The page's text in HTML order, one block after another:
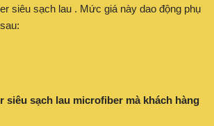
siêu sạch lau . Mức giá này dao động phụ
siêu sạch lau microfiber mà khách hàng